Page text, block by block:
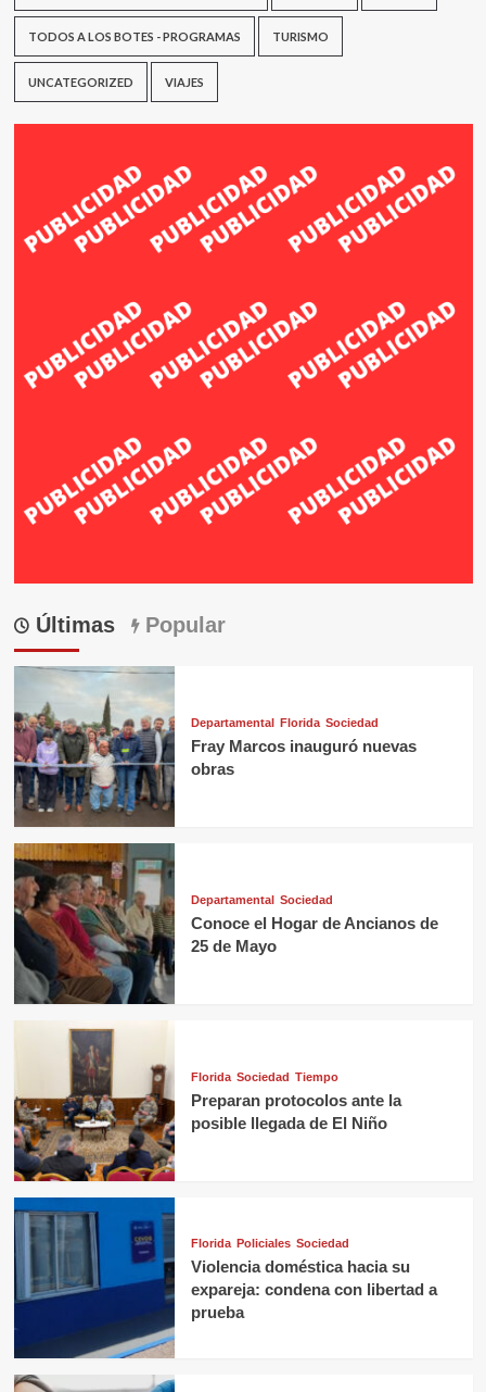
TODOS A LOS BOTES - PROGRAMAS TURISMO
UNCATEGORIZED VIAJES
Últimas Popular
Departamental Florida Sociedad
Fray Marcos inauguró nuevas
obras
Departamental Sociedad
Conoce el Hogar de Ancianos de
25 de Mayo
Florida Sociedad Tiempo
Preparan protocolos ante la
posible llegada de El Niño
Florida Policiales Sociedad
Violencia doméstica hacia su
expareja: condena con libertad a
prueba